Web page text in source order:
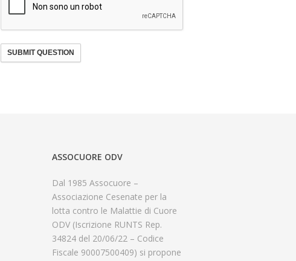
SUBMIT QUESTION
ASSOCUORE ODV
Dal 1985 Assocuore –
Associazione Cesenate per la
lotta contro le Malattie di Cuore
ODV (Iscrizione RUNTS Rep.
34824 del 20/06/22 – Codice
Fiscale 90007500409) si propone